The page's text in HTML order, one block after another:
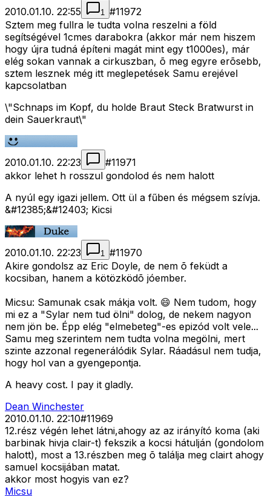
2010.01.10. 22:55
1 #11972
Sztem meg fullra le tudta volna reszelni a föld
segítségével 1cmes darabokra (akkor már nem hiszem
hogy újra tudná építeni magát mint egy t1000es), már
elég sokan vannak a cirkuszban, õ meg egyre erõsebb,
sztem lesznek még itt meglepetések Samu erejével
kapcsolatban
\"Schnaps im Kopf, du holde Braut Steck Bratwurst in
dein Sauerkraut\"
2010.01.10. 22:23 #11971
akkor lehet h rosszul gondolod és nem halott
A nyúl egy igazi jellem. Ott ül a fűben és mégsem szívja.
&#12385;&#12403; Kicsi
2010.01.10. 22:23 1 #11970
Akire gondolsz az Eric Doyle, de nem õ feküdt a
kocsiban, hanem a kötözködõ jóember.
Micsu: Samunak csak mákja volt. 😄 Nem tudom, hogy
mi ez a "Sylar nem tud ölni" dolog, de nekem nagyon
nem jön be. Épp elég "elmebeteg"-es epizód volt vele...
Samu meg szerintem nem tudta volna megölni, mert
szinte azzonal regenerálódik Sylar. Ráadásul nem tudja,
hogy hol van a gyengepontja.
A heavy cost. I pay it gladly.
Dean Winchester
2010.01.10. 22:10#11969
12.rész végén lehet látni,ahogy az az irányító koma (aki
barbinak hivja clair-t) fekszik a kocsi hátulján (gondolom
halott), most a 13.részben meg õ találja meg clairt ahogy
samuel kocsijában matat.
akkor most hogyis van ez?
Micsu